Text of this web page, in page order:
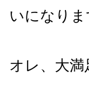
いになりま
オレ、大満